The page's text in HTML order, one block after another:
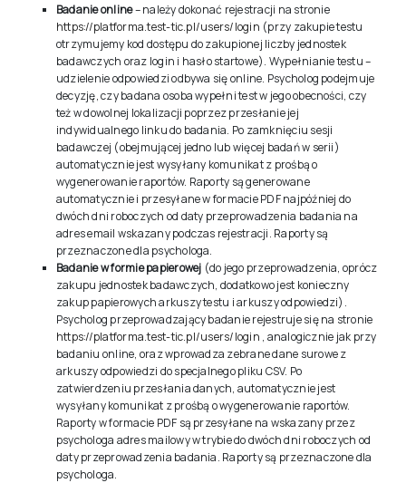
Badanie online– należy dokonać rejestracji na stronie
https://platforma.test-tic.pl/users/login (przy zakupie testu
otrzymujemy kod dostępu do zakupionej liczby jednostek
badawczych oraz login i hasło startowe). Wypełnianie testu –
udzielenie odpowiedzi odbywa się online. Psycholog podejmuje
decyzję, czy badana osoba wypełni test w jego obecności, czy
też w dowolnej lokalizacji poprzez przesłanie jej
indywidualnego linku do badania. Po zamknięciu sesji
badawczej (obejmującej jedno lub więcej badań w serii)
automatycznie jest wysyłany komunikat z prośbą o
wygenerowanie raportów. Raporty są generowane
automatycznie i przesyłane w formacie PDF najpóźniej do
dwóch dni roboczych od daty przeprowadzenia badania na
adres email wskazany podczas rejestracji. Raporty są
przeznaczone dla psychologa.
Badanie w formie papierowej (do jego przeprowadzenia, oprócz
zakupu jednostek badawczych, dodatkowo jest konieczny
zakup papierowych arkuszy testu i arkuszy odpowiedzi).
Psycholog przeprowadzający badanie rejestruje się na stronie
https://platforma.test-tic.pl/users/login , analogicznie jak przy
badaniu online, oraz wprowadza zebrane dane surowe z
arkuszy odpowiedzi do specjalnego pliku CSV. Po
zatwierdzeniu przesłania danych, automatycznie jest
wysyłany komunikat z prośbą o wygenerowanie raportów.
Raporty w formacie PDF są przesyłane na wskazany przez
psychologa adres mailowy w trybie do dwóch dni roboczych od
daty przeprowadzenia badania. Raporty są przeznaczone dla
psychologa.